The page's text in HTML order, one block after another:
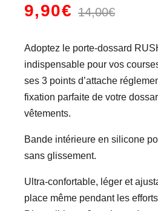
9,90€14,00€
Adoptez le porte-dossard
indispensable pour vos
ses 3 points d’attache
fixation parfaite de votre
vêtements.
Bande intérieure en silicone
sans glissement.
Ultra-confortable, léger et
place même pendant les